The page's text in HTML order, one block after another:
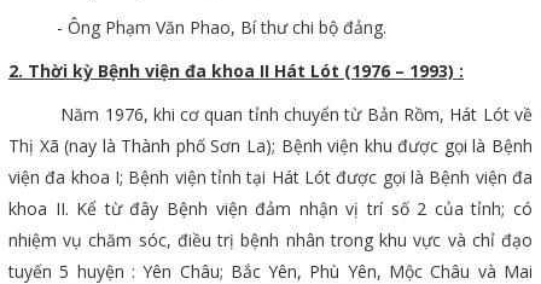
- Ông Phạm Văn Phao, Bí thư chi bộ đảng.
2. Thời kỳ Bệnh viện đa khoa II Hát Lót (1976 – 1993) :
Năm 1976, khi cơ quan tỉnh chuyển từ Bản Rồm, Hát Lót về
Thị Xã (nay là Thành phố Sơn La); Bệnh viện khu được gọi là Bệnh
viện đa khoa I; Bệnh viện tỉnh tại Hát Lót được gọi là Bệnh viện đa
khoa II. Kể từ đây Bệnh viện đảm nhận vị trí số 2 của tỉnh; có
nhiệm vụ chăm sóc, điều trị bệnh nhân trong khu vực và chỉ đạo
tuyến 5 huyện : Yên Châu; Bắc Yên, Phù Yên, Mộc Châu và Mai